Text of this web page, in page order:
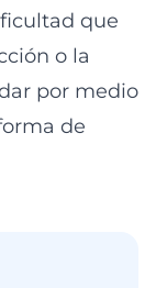
que
o la
por medio
de